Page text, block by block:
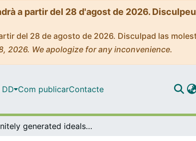
a partir del 28 d'agost de 2026.
del 28 de agosto de 2026. Disculpad las
2026. We apologize for any inconvenience.
Com publicarContacte
Finitely generated ideals in the Nevanlinna class.